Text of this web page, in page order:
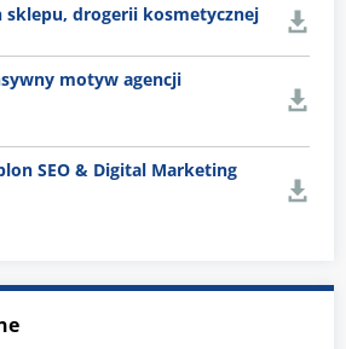
sklepu, drogerii kosmetycznej
motyw agencji
SEO & Digital Marketing